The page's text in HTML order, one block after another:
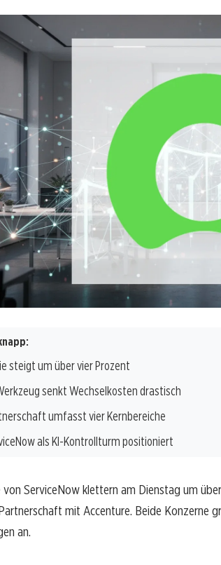
steigt um über vier Prozent
senkt Wechselkosten drastisch
umfasst vier Kernbereiche
als KI-Kontrollturm positioniert
von ServiceNow klettern am Dienstag um
mit Accenture. Beide Konzerne
an.